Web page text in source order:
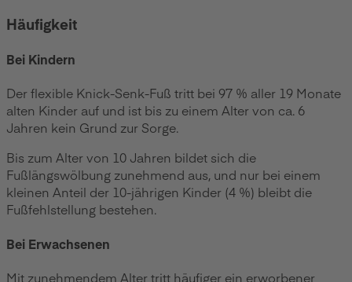
Häufigkeit
Bei Kindern
Der flexible Knick-Senk-Fuß tritt bei 97 % aller 19 Monate
alten Kinder auf und ist bis zu einem Alter von ca. 6
Jahren kein Grund zur Sorge.
Bis zum Alter von 10 Jahren bildet sich die
Fußlängswölbung zunehmend aus, und nur bei einem
kleinen Anteil der 10-jährigen Kinder (4 %) bleibt die
Fußfehlstellung bestehen.
Bei Erwachsenen
Mit zunehmendem Alter tritt häufiger ein erworbener